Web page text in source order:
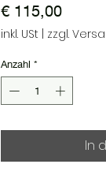
€ 115,00Preis
inkl. USt zzgl.
Anzahl *
In